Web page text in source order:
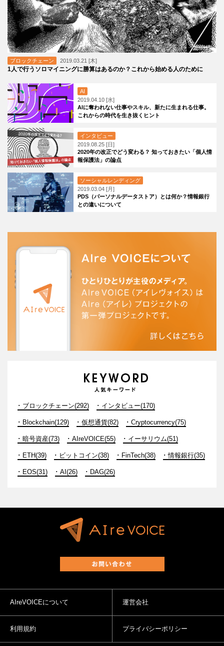
ブロックチェーン 2019.03.21 [木]
1人で行うソロマイニングに勝算はあるのか？これから始める人のために
AI
2019.04.10 [水]
AIに奪われない仕事やスキル、新たに生まれる仕事。
これからの時代を生き抜くヒント
インタビュー
2019.08.25 [日]
2020年の改正でどう変わる？ 知っておきたい「個人情
報保護法」の論点
ソーシャルレンディング
2019.03.04 [月]
PDS（パーソナルデータストア）とは何か？情報銀行
との違いについて
ブロックチェーン(292) インタビュー(170)
Blockchain(129) 仮想通貨(82) Cryptocurrency(75)
暗号資産(73) AIreVOICE(55) イーサリウム(51)
ETH(39) ビットコイン(38) FinTech(38) 情報銀行(35)
EOS(31) AI(26) DAG(26)
AIreVOICEについて 運営会社
利用規約 プライバシーポリシー